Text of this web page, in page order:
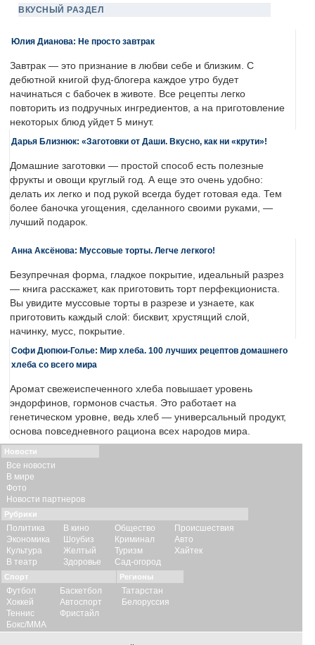
ВКУСНЫЙ РАЗДЕЛ
Юлия Дианова: Не просто завтрак
Завтрак — это признание в любви себе и близким. С
дебютной книгой фуд-блогера каждое утро будет
начинаться с бабочек в животе. Все рецепты легко
повторить из подручных ингредиентов, а на приготовление
некоторых блюд уйдет 5 минут.
Дарья Близнюк: «Заготовки от Даши. Вкусно, как ни «крути»!
Домашние заготовки — простой способ есть полезные
фрукты и овощи круглый год. А еще это очень удобно:
делать их легко и под рукой всегда будет готовая еда. Тем
более баночка угощения, сделанного своими руками, —
лучший подарок.
Анна Аксёнова: Муссовые торты. Легче легкого!
Безупречная форма, гладкое покрытие, идеальный разрез
— книга расскажет, как приготовить торт перфекциониста.
Вы увидите муссовые торты в разрезе и узнаете, как
приготовить каждый слой: бисквит, хрустящий слой,
начинку, мусс, покрытие.
Софи Дюпюи-Голье: Мир хлеба. 100 лучших рецептов домашнего
хлеба со всего мира
Аромат свежеиспеченного хлеба повышает уровень
эндорфинов, гормонов счастья. Это работает на
генетическом уровне, ведь хлеб — универсальный продукт,
основа повседневного рациона всех народов мира.
Новости
Все новости
В мире
Фото
Новости партнеров
Рубрики
Политика
Экономика
Культура
В театр
В кино
Шоубиз
Желтый
Здоровье
Общество
Криминал
Туризм
Сад-огород
Происшествия
Авто
Хайтек
Спорт
Футбол
Хоккей
Теннис
Бокс/ММА
Баскетбол
Автоспорт
Фристайл
Регионы
Татарстан
Белоруссия